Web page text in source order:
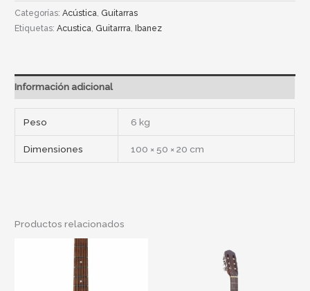
Categorías:Acústica, Guitarras
Etiquetas:Acustica, Guitarrra,Ibanez
Información adicional
Peso 6 kg
Dimensiones 100 × 50 × 20 cm
Productos relacionados